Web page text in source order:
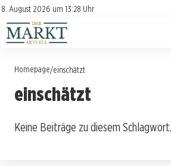
8. August 2026 um 13:28 Uhr
Kontakt
Impressum
Investition
Verbraucherschutz
Homepage/einschätzt
einschätzt
Keine Beiträge zu diesem Schlagwort.